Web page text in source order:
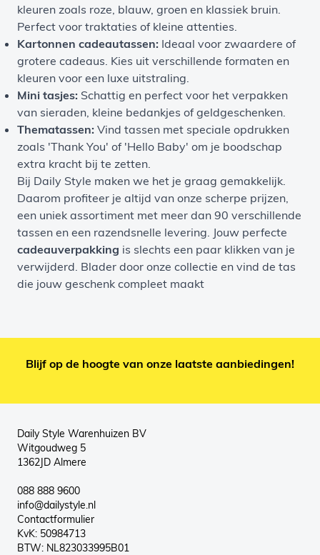
kleuren zoals roze, blauw, groen en klassiek bruin.
Perfect voor traktaties of kleine attenties.
Kartonnen cadeautassen: Ideaal voor zwaardere of
grotere cadeaus. Kies uit verschillende formaten en
kleuren voor een luxe uitstraling.
Mini tasjes: Schattig en perfect voor het verpakken
van sieraden, kleine bedankjes of geldgeschenken.
Thematassen: Vind tassen met speciale opdrukken
zoals 'Thank You' of 'Hello Baby' om je boodschap
extra kracht bij te zetten.
Bij Daily Style maken we het je graag gemakkelijk.
Daarom profiteer je altijd van onze scherpe prijzen,
een uniek assortiment met meer dan 90 verschillende
tassen en een razendsnelle levering. Jouw perfecte
cadeauverpakking is slechts een paar klikken van je
verwijderd. Blader door onze collectie en vind de tas
die jouw geschenk compleet maakt
Blijf op de hoogte van onze laatste aanbiedingen!
Daily Style Warenhuizen BV
Witgoudweg 5
1362JD Almere
088 888 9600
info@dailystyle.nl
Contactformulier
KvK: 50984713
BTW: NL823033995B01